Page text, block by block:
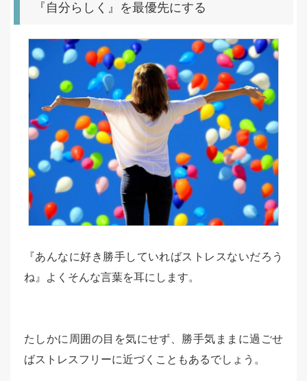
『自分らしく』を最優先にする
『あんなに好き勝手していればストレスないだろう
ね』よくそんな言葉を耳にします。
たしかに周囲の目を気にせず、勝手気ままに過ごせ
ばストレスフリーに近づくこともあるでしょう。